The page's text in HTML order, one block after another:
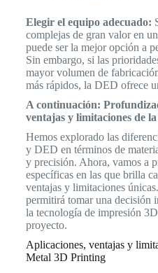
Elegir el equipo adecuado:
complejas de gran valor en
puede ser la mejor opción a
Sin embargo, si las
mayor volumen de
más rápidos, la DED ofrece
A continuación:
ventajas y limitaciones de
Hemos explorado las
y DED en términos de
y precisión. Ahora, vamos a
específicas en las que brilla
ventajas y limitaciones
permitirá tomar una decisión
la tecnología de impresión
proyecto.
Aplicaciones, ventajas y
Metal 3D Printing